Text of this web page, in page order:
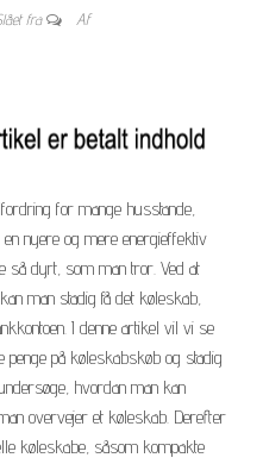
fra Af
for mange husstande,
nyere og mere energieffektiv
så dyrt, som man tror. Ved at
man stadig få det køleskab,
I denne artikel vil vi se
på køleskabskøb og stadig
hvordan man kan
overvejer et køleskab. Derefter
køleskabe, såsom kompakte